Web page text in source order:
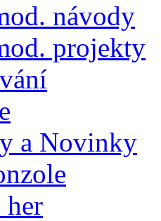
návody
projekty
a Novinky
her